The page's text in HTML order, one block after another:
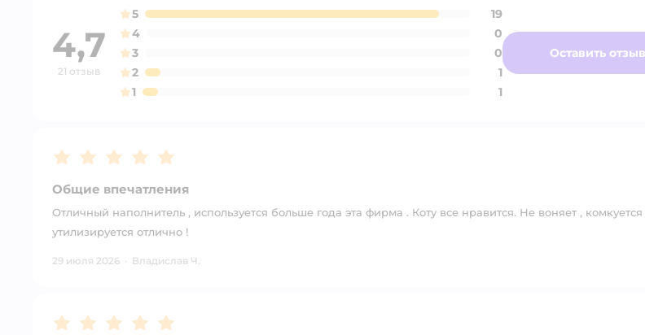
4,7
21 отзыв
5
19
4
0
3
0
2
1
1
1
Оставить отзыв
Рейтинг:5
Общие впечатления
Отличный наполнитель , используется больше года эта фирма . Коту все нравится. Не воняет , комкуется
утилизируется отлично !
29 июля 2026 · Владислав Ч.
Рейтинг:5